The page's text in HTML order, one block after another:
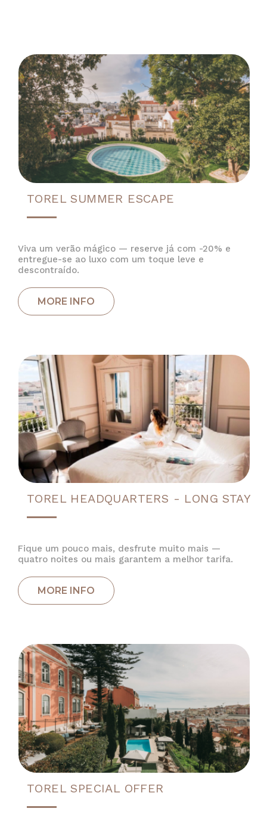
TOREL SUMMER ESCAPE
Viva um verão mágico — reserve já com -20% e
entregue-se ao luxo com um toque leve e
descontraído.
TOREL HEADQUARTERS - LONG STAY
Fique um pouco mais, desfrute muito mais —
quatro noites ou mais garantem a melhor tarifa.
TOREL SPECIAL OFFER